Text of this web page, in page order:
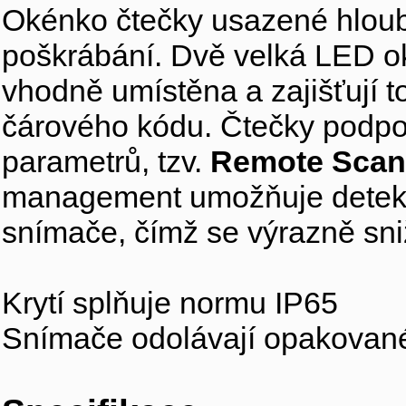
Okénko čtečky usazené
poškrábání. Dvě velká LED
vhodně umístěna a zajišťují
čárového kódu. Čtečky
parametrů, tzv. Remote
management umožňuje
snímače, čímž se výrazně
Krytí splňuje normu IP65
Snímače odolávají